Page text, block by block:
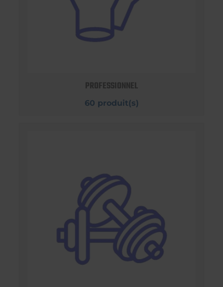
PROFESSIONNEL
60 produit(s)